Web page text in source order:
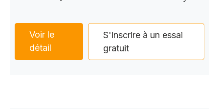
Voir le
détail
S'inscrire à un essai
gratuit